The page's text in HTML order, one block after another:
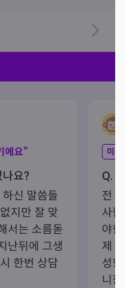
기도하는 시간을 5-
에요”
요?
신 말씀들
지만 잘 맞
서는 소름돋
난뒤에 그생
한번 상담
미래
Q.
전
사
야
제
성
니깐